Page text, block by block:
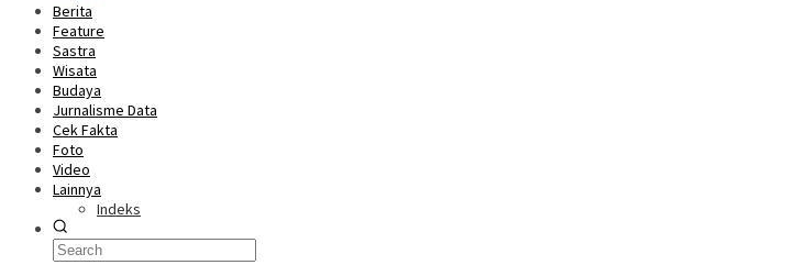
Berita
Feature
Sastra
Wisata
Budaya
Jurnalisme Data
Cek Fakta
Foto
Video
Lainnya
Indeks